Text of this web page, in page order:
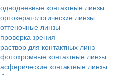
однодневные контактные линзы
ортокератологические линзы
оттеночные линзы
проверка зрения
раствор для контактных линз
фотохромные контактные линзы
асферические контактные линзы